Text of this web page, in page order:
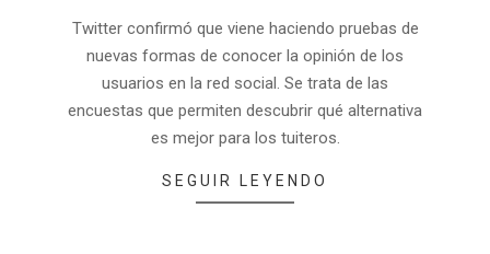
Twitter confirmó que viene haciendo pruebas de
nuevas formas de conocer la opinión de los
usuarios en la red social. Se trata de las
encuestas que permiten descubrir qué alternativa
es mejor para los tuiteros.
SEGUIR LEYENDO